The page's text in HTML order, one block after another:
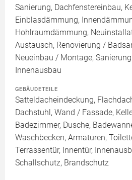
Sanierung, Dachfenstereinbau,
Einblasdämmung,
Hohlraumdämmung,
Austausch, Renovierung /
Neueinbau / Montage,
Innenausbau
GEBÄUDETEILE
Satteldacheindeckung,
Dachstuhl, Wand / Fassade,
Badezimmer, Dusche,
Waschbecken, Armaturen,
Terrassentür, Innentür,
Schallschutz, Brandschutz